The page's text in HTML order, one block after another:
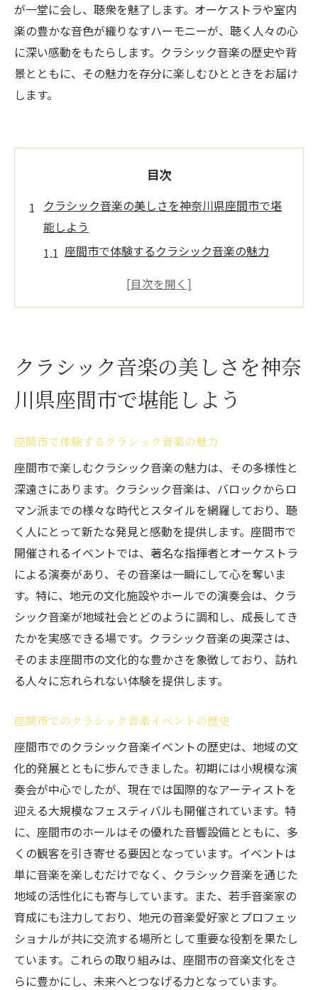
が一堂に会し、聴衆を魅了します。オーケストラや室内
楽の豊かな音色が織りなすハーモニーが、聴く人々の心
に深い感動をもたらします。クラシック音楽の歴史や背
景とともに、その魅力を存分に楽しむひとときをお届け
します。
目次
クラシック音楽の美しさを神奈川県座間市で堪
能しよう
座間市で体験するクラシック音楽の魅力
座間市でのクラシック音楽イベントの歴史
クラシック音楽と座間市の関わりの深さ
名曲が響き渡る座間市でクラシック音楽の新た
座間市での名曲鑑賞の楽しみ
新しいクラシック音楽の楽しみ方を座間市
で
座間市で再発見するクラシック音楽の魅力
座間市の名曲演奏会の見どころ
クラシック音楽の新たな一面を座間市で知
る
座間市でクラシック音楽の未来を感じる
座間市のクラシック音楽100選で心に残る感動
体験を
感動的なクラシック音楽の体験を座間市で
忘れられないクラシック音楽の瞬間を座間
市で
座間市のクラシック音楽体験がもたらす感
動
座間市でしか味わえない音楽の深い感動
クラシック音楽が作る座間市での特別なひ
ととき
クラシック音楽で広がる座間市の文化的魅力を
探る
座間市の文化を彩るクラシック音楽の魅力
クラシック音楽が座間市の文化に与える影
響
クラシック音楽の美しさを神奈
川県座間市で堪能しよう
座間市で体験するクラシック音楽の魅力
座間市で楽しむクラシック音楽の魅力は、その多様性と
深遠さにあります。クラシック音楽は、バロックからロ
マン派までの様々な時代とスタイルを網羅しており、聴
く人にとって新たな発見と感動を提供します。座間市で
開催されるイベントでは、著名な指揮者とオーケストラ
による演奏があり、その音楽は一瞬にして心を奪いま
す。特に、地元の文化施設やホールでの演奏会は、クラ
シック音楽が地域社会とどのように調和し、成長してき
たかを実感できる場です。クラシック音楽の奥深さは、
そのまま座間市の文化的な豊かさを象徴しており、訪れ
る人々に忘れられない体験を提供します。
座間市でのクラシック音楽イベントの歴史
座間市でのクラシック音楽イベントの歴史は、地域の文
化的発展とともに歩んできました。初期には小規模な演
奏会が中心でしたが、現在では国際的なアーティストを
迎える大規模なフェスティバルも開催されています。特
に、座間市のホールはその優れた音響設備とともに、多
くの観客を引き寄せる要因となっています。イベントは
単に音楽を楽しむだけでなく、クラシック音楽を通じた
地域の活性化にも寄与しています。また、若手音楽家の
育成にも注力しており、地元の音楽愛好家とプロフェッ
ショナルが共に交流する場所として重要な役割を果たし
ています。これらの取り組みは、座間市の音楽文化をさ
らに豊かにし、未来へとつなげる力となっています。